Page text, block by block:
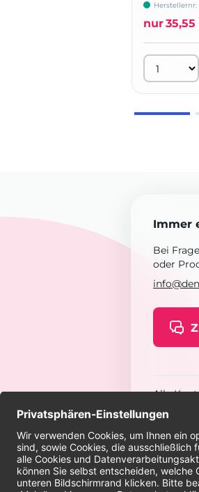
Herstellernr:
nur
Immer
Bei
oder
Alle